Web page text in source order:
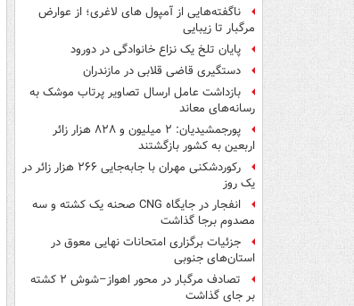
ناگفته‌هایی از آمپول های لاغری؛ از عوارض
مرگبار تا زیبایی
پایان تلخ یک نزاع خانوادگی در دورود
دستگیری قاضی قلابی در مازندران
بازداشت عامل ارسال تصاویر پرتاب موشک به
رسانه‌های معاند
پورجمشیدیان: ۲ میلیون و ۸۲۸ هزار زائر
اربعین به کشور بازگشتند
رکوردشکنی مهران با جابه‌جایی ۲۶۶ هزار زائر در
یک روز
انفجار در جایگاه CNG صحنه یک کشته و سه
مصدوم برجا گذاشت
جزئیات برگزاری امتحانات نهایی معوق در
استان‌های جنوبی
تصادف مرگبار در محور اهواز–شوش ۲ کشته
بر جای گذاشت